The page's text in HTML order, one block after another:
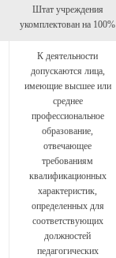
Штат учреждения
укомплектован на 100%
К деятельности
допускаются лица,
имеющие высшее или
среднее
профессиональное
образование,
отвечающее
требованиям
квалификационных
характеристик,
определенных для
соответствующих
должностей
педагогических